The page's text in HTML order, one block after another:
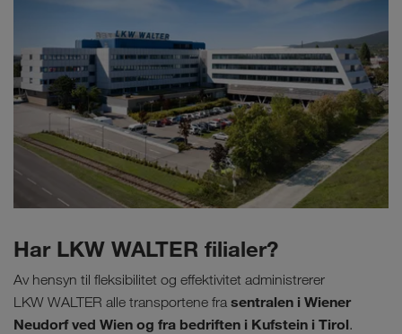
Har LKW WALTER filialer?
Av hensyn til fleksibilitet og effektivitet administrerer
LKW WALTER alle transportene fra sentralen i Wiener
Neudorf ved Wien og fra bedriften i Kufstein i Tirol.